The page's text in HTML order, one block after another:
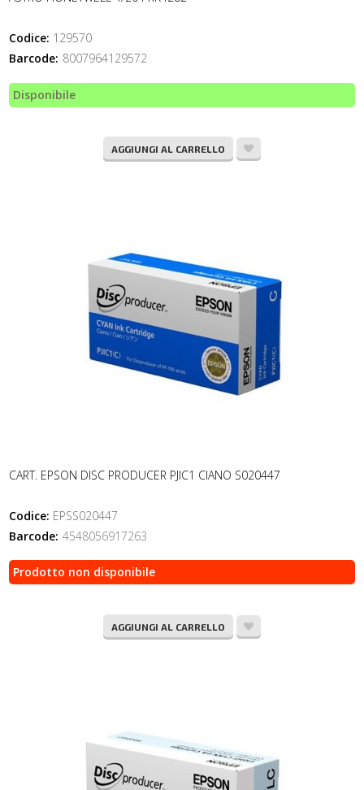
Codice: 129570
Barcode: 8007964129572
Disponibile
AGGIUNGI AL CARRELLO
CART. EPSON DISC PRODUCER PJIC1 CIANO S020447
Codice: EPSS020447
Barcode: 4548056917263
Prodotto non disponibile
AGGIUNGI AL CARRELLO